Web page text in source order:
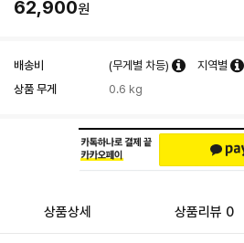
62,900원
배송비 (무게별 차등)
지역별
상품 무게
0.6 kg
상품상세 상품리뷰 0